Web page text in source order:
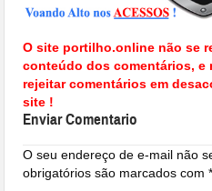
O site portilho.online não se
conteúdo dos comentários, e
rejeitar comentários em
site !
Enviar Comentario
O seu endereço de e-mail não
obrigatórios são marcados com*